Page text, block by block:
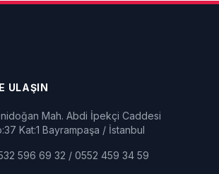
ULAŞIN
Mah. Abdi İpekçi Caddesi
Kat:1 Bayrampaşa / İstanbul
596 69 32 / 0552 459 34 59